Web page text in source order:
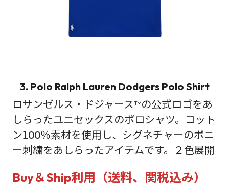
3. Polo Ralph Lauren Dodgers Polo Shirt
ロサンゼルス・ドジャース™の公式ロゴをあ
しらったユニセックスのポロシャツ。コット
ン100％素材を使用し、シグネチャーのポニ
ー刺繍をあしらったアイテムです。２色展開
Buy＆Ship利用（送料、関税込み）